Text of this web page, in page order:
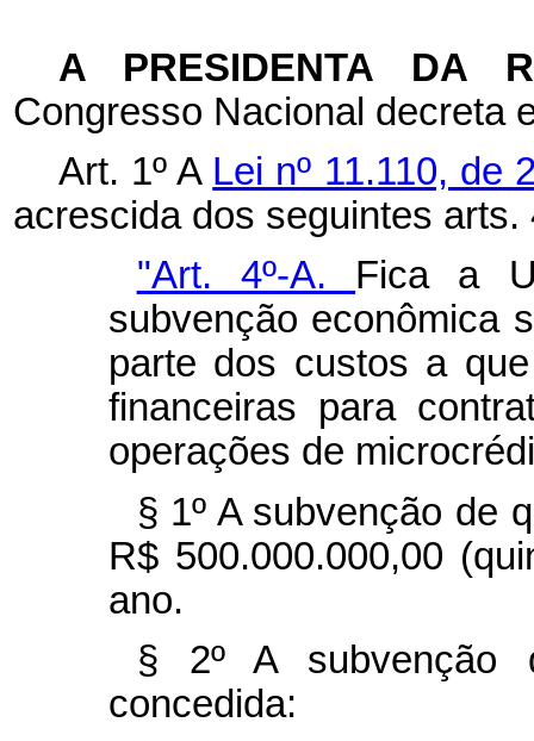
A PRESIDENTA DA
Congresso Nacional decreta
Art. 1º A Lei nº 11.110, de
acrescida dos seguintes arts.
"Art. 4º-A. Fica a
subvenção econômica
parte dos custos a
financeiras para
operações de
§ 1º A subvenção de
R$ 500.000.000,00
ano.
§ 2º A
concedida: